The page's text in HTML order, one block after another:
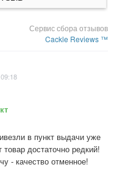
Сервис сбора отзывов
Cackle Reviews ™
в пункт выдачи уже
достаточно редкий!
- качество отменное!